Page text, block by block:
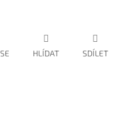
HLÍDAT SDÍLET